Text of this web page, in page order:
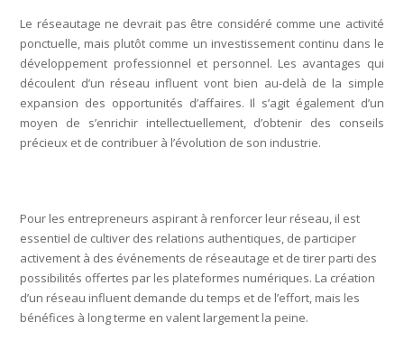
Le réseautage ne devrait pas être considéré comme une activité
ponctuelle, mais plutôt comme un investissement continu dans le
développement professionnel et personnel. Les avantages qui
découlent d’un réseau influent vont bien au-delà de la simple
expansion des opportunités d’affaires. Il s’agit également d’un
moyen de s’enrichir intellectuellement, d’obtenir des conseils
précieux et de contribuer à l’évolution de son industrie.
Pour les entrepreneurs aspirant à renforcer leur réseau, il est
essentiel de cultiver des relations authentiques, de participer
activement à des événements de réseautage et de tirer parti des
possibilités offertes par les plateformes numériques. La création
d’un réseau influent demande du temps et de l’effort, mais les
bénéfices à long terme en valent largement la peine.